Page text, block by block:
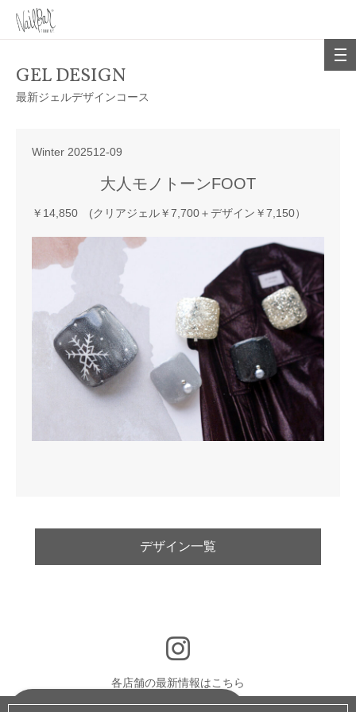
GEL DESIGN
最新ジェルデザインコース
Winter 202512-09
大人モノトーンFOOT
￥14,850 (クリアジェル￥7,700＋デザイン￥7,150）
デザイン一覧
各店舗の最新情報はこちら